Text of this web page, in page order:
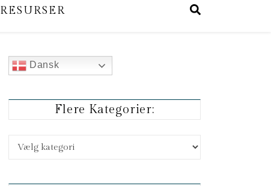
RESURSER
Dansk
Flere Kategorier:
Flere kategorier: